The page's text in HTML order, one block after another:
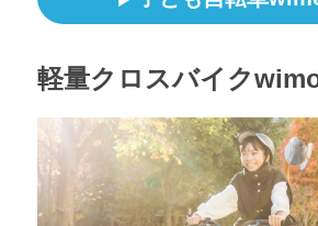
軽量クロスバイク